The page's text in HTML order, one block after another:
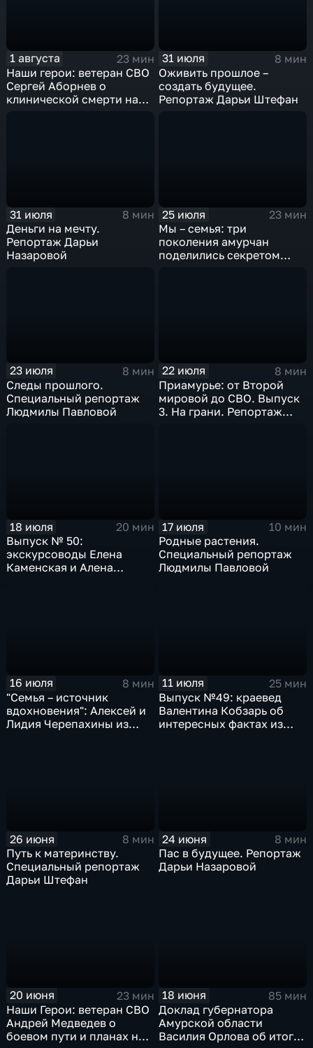
1 августа
23 мин
Наши герои: ветеран СВО
Сергей Аборнев о
клинической смерти на
31 июля
8 мин
Оживить прошлое –
создать будущее.
Репортаж Дарьи Штефан
31 июля
8 мин
Деньги на мечту.
Репортаж Дарьи
Назаровой
25 июля
23 мин
Мы – семья: три
поколения амурчан
поделились секретом
23 июля
8 мин
Следы прошлого.
Специальный репортаж
Людмилы Павловой
22 июля
8 мин
Приамурье: от Второй
мировой до СВО. Выпуск
3. На грани. Репортаж
18 июля
20 мин
Выпуск № 50:
экскурсоводы Елена
Каменская и Алена
17 июля
10 мин
Родные растения.
Специальный репортаж
Людмилы Павловой
16 июля
8 мин
"Семья – источник
вдохновения": Алексей и
Лидия Черепахины из
11 июля
25 мин
Выпуск №49: краевед
Валентина Кобзарь об
интересных фактах из
26 июня
8 мин
Путь к материнству.
Специальный репортаж
Дарьи Штефан
24 июня
8 мин
Пас в будущее. Репортаж
Дарьи Назаровой
20 июня
23 мин
Наши Герои: ветеран СВО
Андрей Медведев о
боевом пути и планах на
18 июня
85 мин
Доклад губернатора
Амурской области
Василия Орлова об итогах